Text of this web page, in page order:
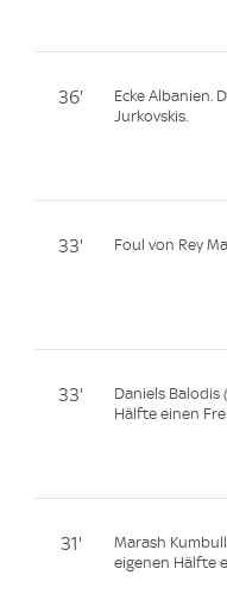
36'
Ecke Albanien.
Jurkovskis.
33' Foul von Rey
33'
Daniels
Hälfte einen
31'
Marash
eigenen Hälfte